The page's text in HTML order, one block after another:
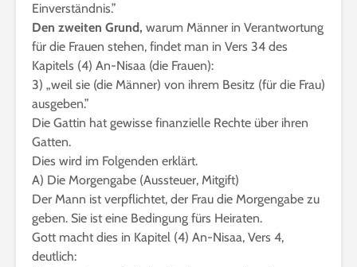
Einverständnis.”
Den zweiten Grund, warum Männer in Verantwortung
für die Frauen stehen, findet man in Vers 34 des
Kapitels (4) An-Nisaa (die Frauen):
3) „weil sie (die Männer) von ihrem Besitz (für die Frau)
ausgeben.”
Die Gattin hat gewisse finanzielle Rechte über ihren
Gatten.
Dies wird im Folgenden erklärt.
A) Die Morgengabe (Aussteuer, Mitgift)
Der Mann ist verpflichtet, der Frau die Morgengabe zu
geben. Sie ist eine Bedingung fürs Heiraten.
Gott macht dies in Kapitel (4) An-Nisaa, Vers 4,
deutlich: